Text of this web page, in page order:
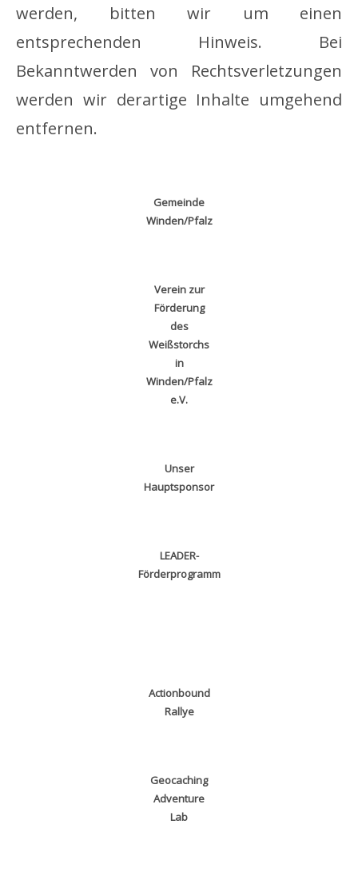
werden, bitten wir um einen
entsprechenden Hinweis. Bei
Bekanntwerden von Rechtsverletzungen
werden wir derartige Inhalte umgehend
entfernen.
Gemeinde
Winden/Pfalz
Verein zur
Förderung
des
Weißstorchs
in
Winden/Pfalz
e.V.
Unser
Hauptsponsor
LEADER-
Förderprogramm
Actionbound
Rallye
Geocaching
Adventure
Lab